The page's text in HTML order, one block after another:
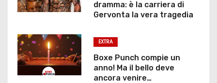
dramma: è la carriera di
Gervonta la vera tragedia
EXTRA
Boxe Punch compie un
anno! Ma il bello deve
ancora venire…